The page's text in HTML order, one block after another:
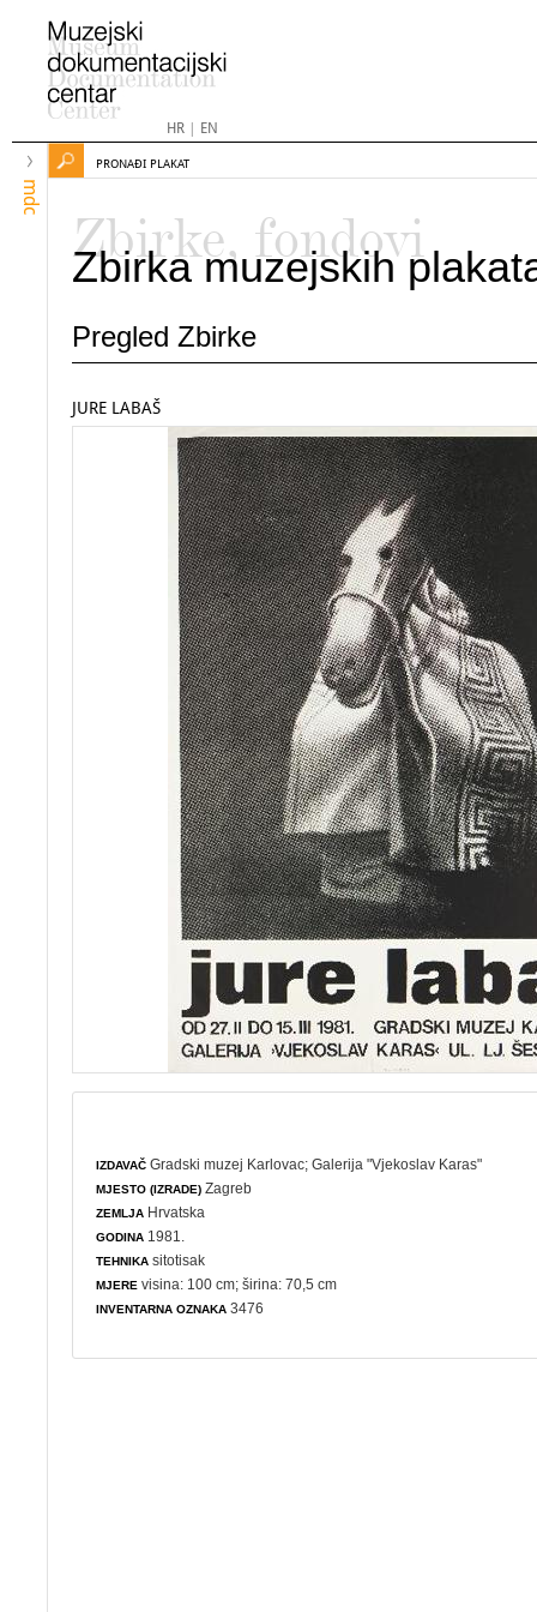
HR| EN
mdc
PRONAĐI PLAKAT
Zbirke, fondovi
Zbirka muzejskih
Pregled Zbirke
JURE LABAŠ
IZDAVAČ Gradski muzej Karlovac;Galerija "Vjekoslav Karas"
MJESTO (IZRADE) Zagreb
ZEMLJA Hrvatska
GODINA 1981.
TEHNIKA sitotisak
MJERE visina: 100 cm; širina: 70,5 cm
INVENTARNA OZNAKA 3476